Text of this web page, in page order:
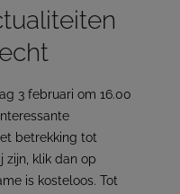
3 februari om 16.00
betrekking tot
zijn, klik dan op
is kosteloos. Tot